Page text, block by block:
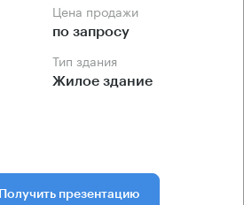
Цена продажи
по запросу
Тип здания
Жилое здание
Получить презентацию